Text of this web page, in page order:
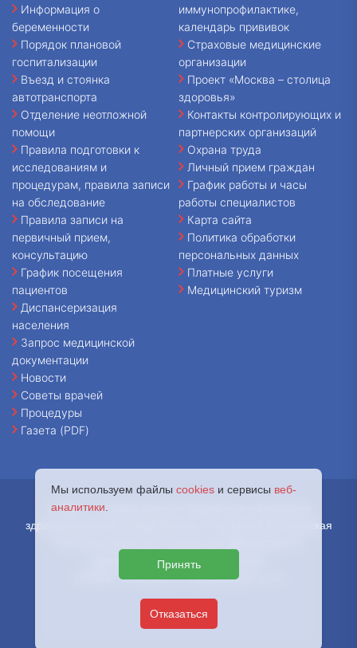
Информация о
беременности
Порядок плановой
госпитализации
Въезд и стоянка
автотранспорта
Отделение неотложной
помощи
Правила подготовки к
исследованиям и
процедурам, правила записи
на обследование
Правила записи на
первичный прием,
консультацию
График посещения
пациентов
Диспансеризация
населения
Запрос медицинской
документации
Новости
Советы врачей
Процедуры
Газета (PDF)
иммунопрофилактике,
календарь прививок
Страховые медицинские
организации
Проект «Москва – столица
здоровья»
Контакты контролирующих и
партнерских организаций
Охрана труда
Личный прием граждан
График работы и часы
работы специалистов
Карта сайта
Политика обработки
персональных данных
Платные услуги
Медицинский туризм
© 2026 - Государственное бюджетное учреждение
здравоохранения города Москвы «Городская клиническая
здравоохранения города Москвы.
127644, г. Москва, ул. Лобненская, д. 10
Мы используем файлы cookies и сервисы веб-
аналитики
Принять
Отказаться